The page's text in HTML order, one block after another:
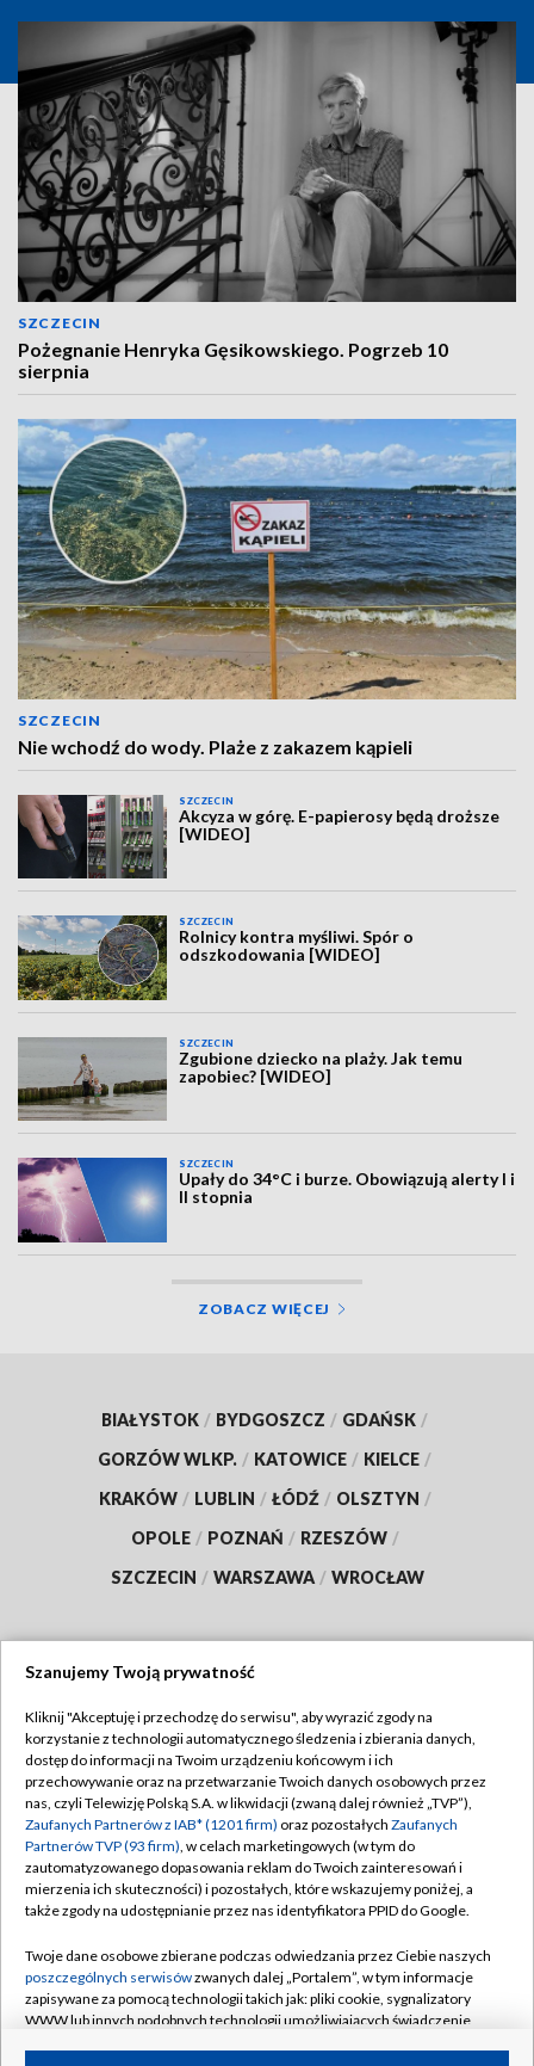
SZCZECIN
Pożegnanie Henryka Gęsikowskiego. Pogrzeb 10
sierpnia
SZCZECIN
Nie wchodź do wody. Plaże z zakazem kąpieli
SZCZECIN
Akcyza w górę. E-papierosy będą droższe
[WIDEO]
SZCZECIN
Rolnicy kontra myśliwi. Spór o
odszkodowania [WIDEO]
SZCZECIN
Zgubione dziecko na plaży. Jak temu
zapobiec? [WIDEO]
SZCZECIN
Upały do 34°C i burze. Obowiązują alerty I i
II stopnia
ZOBACZ WIĘCEJ
BIAŁYSTOK / BYDGOSZCZ / GDAŃSK /
GORZÓW WLKP. / KATOWICE / KIELCE /
KRAKÓW / LUBLIN / ŁÓDŹ / OLSZTYN /
OPOLE / POZNAŃ / RZESZÓW /
SZCZECIN / WARSZAWA / WROCŁAW
TVP
Abonament TVP
Emisja w TVP
Centrum informacji TVP
Naziemna Telewizja Cyfrowa
Rada Programowa
System NOS
Informacje o nadawcy
Regulamin TVP
Polityka prywatności
Moje zgody
Pomoc
Kontakt
Kanały
Szanujemy Twoją prywatność
Kliknij "Akceptuję i przechodzę do serwisu", aby wyrazić zgody na
korzystanie z technologii automatycznego śledzenia i zbierania danych,
dostęp do informacji na Twoim urządzeniu końcowym i ich
przechowywanie oraz na przetwarzanie Twoich danych osobowych przez
nas, czyli Telewizję Polską S.A. w likwidacji (zwaną dalej również „TVP”),
Zaufanych Partnerów z IAB* (1201 firm) oraz pozostałych Zaufanych
Partnerów TVP (93 firm), w celach marketingowych (w tym do
zautomatyzowanego dopasowania reklam do Twoich zainteresowań i
mierzenia ich skuteczności) i pozostałych, które wskazujemy poniżej, a
także zgody na udostępnianie przez nas identyfikatora PPID do Google.
Twoje dane osobowe zbierane podczas odwiedzania przez Ciebie naszych
poszczególnych serwisówzwanych dalej „Portalem”, w tym informacje
zapisywane za pomocą technologii takich jak: pliki cookie, sygnalizatory
WWW lub innych podobnych technologii umożliwiających świadczenie